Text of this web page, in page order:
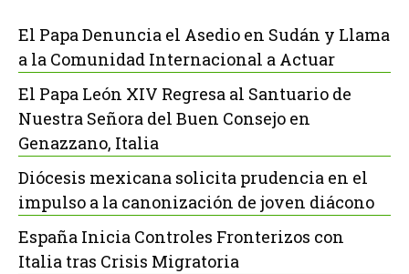
El Papa Denuncia el Asedio en Sudán y Llama
a la Comunidad Internacional a Actuar
El Papa León XIV Regresa al Santuario de
Nuestra Señora del Buen Consejo en
Genazzano, Italia
Diócesis mexicana solicita prudencia en el
impulso a la canonización de joven diácono
España Inicia Controles Fronterizos con
Italia tras Crisis Migratoria